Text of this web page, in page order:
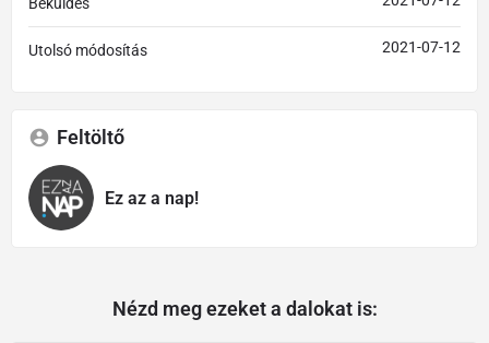
Beküldés
Utolsó módosítás 2021-07-12
Feltöltő
Ez az a nap!
Nézd meg ezeket a dalokat is: